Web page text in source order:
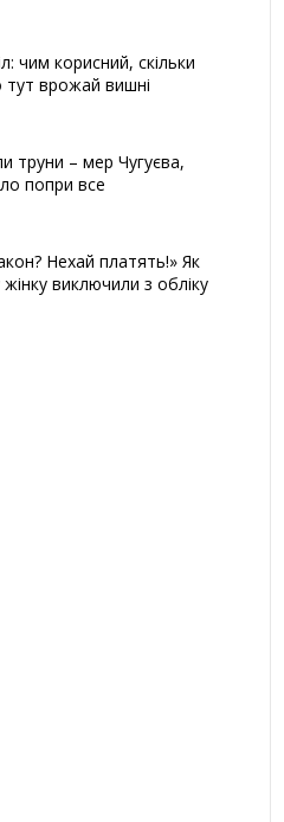
чим корисний, скільки
тут врожай вишні
труни – мер Чугуєва,
попри все
Нехай платять!» Як
виключили з обліку